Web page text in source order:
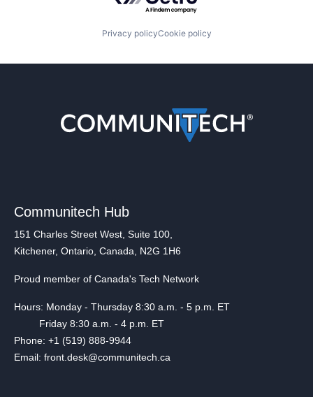
Privacy policyCookie policy
Communitech Hub
151 Charles Street West, Suite 100,
Kitchener, Ontario, Canada, N2G 1H6
Proud member of Canada's Tech Network
Hours: Monday - Thursday 8:30 a.m. - 5 p.m. ET
Friday 8:30 a.m. - 4 p.m. ET
Phone: +1 (519) 888-9944
Email: front.desk@communitech.ca